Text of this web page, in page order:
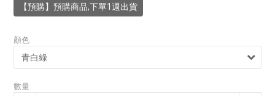
【預購】預購商品,下單1週出貨
顏色
數量